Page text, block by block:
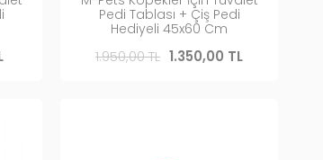
Pedi Tablası + Çiş Pedi
Hediyeli 45x60 Cm
1.950,00 TL 1.350,00 TL